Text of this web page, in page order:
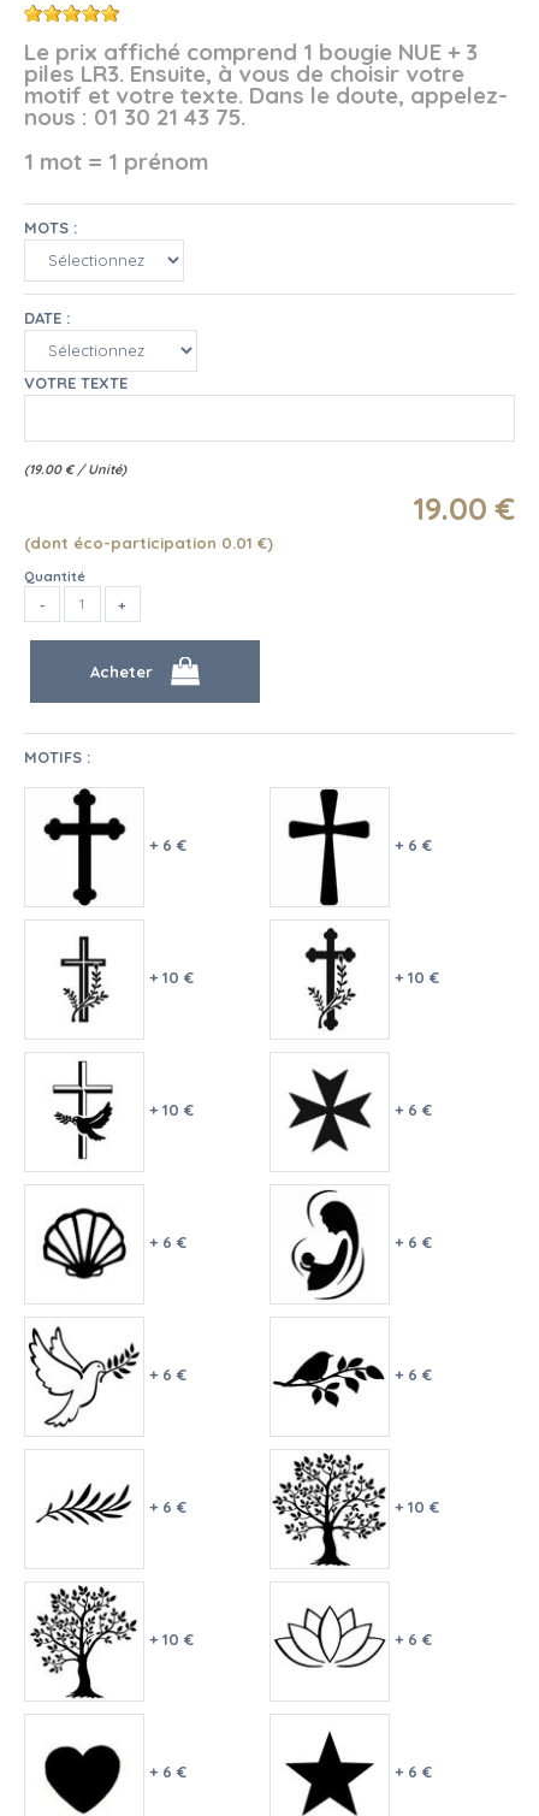
Le prix affiché comprend 1 bougie NUE + 3
piles LR3. Ensuite, à vous de choisir votre
motif et votre texte. Dans le doute, appelez-
nous : 01 30 21 43 75.
1 mot = 1 prénom
MOTS :
DATE :
VOTRE TEXTE
(19.00 € / Unité)
19.00 €
(dont éco-participation 0.01 €)
Quantité
MOTIFS :
+ 6 € + 6 €
+ 10 € + 10 €
+ 10 € + 6 €
+ 6 € + 6 €
+ 6 € + 6 €
+ 6 € + 10 €
+ 10 € + 6 €
+ 6 € + 6 €